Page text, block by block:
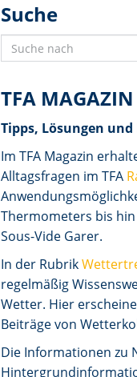
Suche
TFA MAGAZIN
Tipps, Lösungen und
Im TFA Magazin
Alltagsfragen im TFA
Thermometers bis
Sous-Vide Garer.
In der Rubrik
regelmäßig
Wetter. Hier
Beiträge von
Die Informationen zu